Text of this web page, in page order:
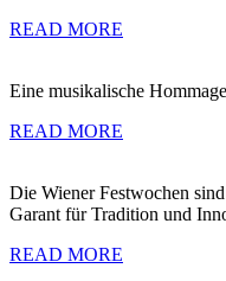
READ MORE
Eine musikalische
READ MORE
Die Wiener Festwochen
Garant für Tradition und
READ MORE